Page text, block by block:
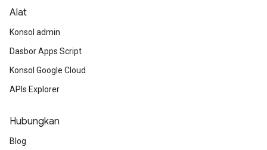
Alat
Konsol admin
Dasbor Apps Script
Konsol Google Cloud
APIs Explorer
Hubungkan
Blog